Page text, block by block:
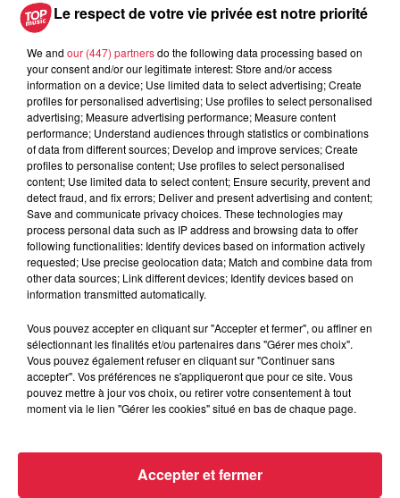
Catherine Trautmann réagit
À découvrir également
Les sentiers poussettes de la Vallée de Villé
Le respect de votre vie privée est notre priorité
We and our (447) partnersdo the following data processing based on
your consent and/or our legitimate interest: Store and/or access
information on a device; Use limited data to select advertising; Create
profiles for personalised advertising; Use profiles to select personalised
advertising; Measure advertising performance; Measure content
performance; Understand audiences through statistics or combinations
of data from different sources; Develop and improve services; Create
profiles to personalise content; Use profiles to select personalised
content; Use limited data to select content; Ensure security, prevent and
detect fraud, and fix errors; Deliver and present advertising and content;
Save and communicate privacy choices. These technologies may
process personal data such as IP address and browsing data to offer
following functionalities: Identify devices based on information actively
requested; Use precise geolocation data; Match and combine data from
other data sources; Link different devices; Identify devices based on
information transmitted automatically.
Vous pouvez accepter en cliquant sur "Accepter et fermer", ou affiner en
sélectionnant les finalités et/ou partenaires dans "Gérer mes choix".
Vous pouvez également refuser en cliquant sur "Continuer sans
accepter". Vos préférences ne s'appliqueront que pour ce site. Vous
pouvez mettre à jour vos choix, ou retirer votre consentement à tout
moment via le lien "Gérer les cookies" situé en bas de chaque page.
Accepter et fermer